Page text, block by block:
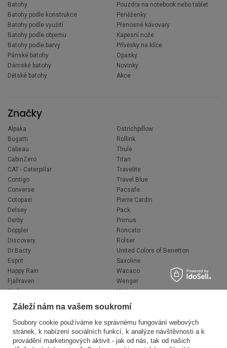
Batohy
Batohy podle konstrukce
Batohy podle využití
Batohy podle objemu
Batohy podle barvy
Pánské batohy
Dámské batohy
Dětské batohy
Pouzdra na notebook nebo tablet
Peněženky
Přenosné kávovary
Kapesní nože
Přívěsky na klíče
Opasky
Novinky
Akce
Značky
Alpaka
Bugatti
Cabeau
CabinZero
CAT - Caterpillar
Contigo
Converse
Cotopaxi
Delsey
Derby
Doppler
Discovery
Dr.Bacty
Esprit
Happy Rain
Fjallraven
Hedgren
Jeep
Knirps
LEGO
National Geographic
Ostrichpillow
Rollink
Thule
Titan
Travelite
Travel Blue
Pacsafe
Pierre Cardin
Pack
Primus
Roncato
Rolser
United Colors of Benetton
Saxoline
Wacaco
Wenger
Victorinox
XD Design
Zojirushi
Muitomas
FLYNKA
Záleží nám na vašem soukromí
Soubory cookie používáme ke správnému fungování webových
stránek, k nabízení sociálních funkcí, k analýze návštěvnosti a k
provádění marketingových aktivit - jak od nás, tak od našich